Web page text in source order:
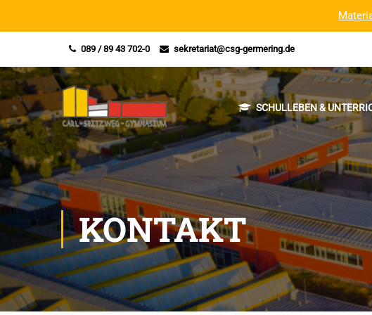
089 / 89 43 702-0 sekretariat@csg-germering.de
SCHULLEBEN &
KONTAKT